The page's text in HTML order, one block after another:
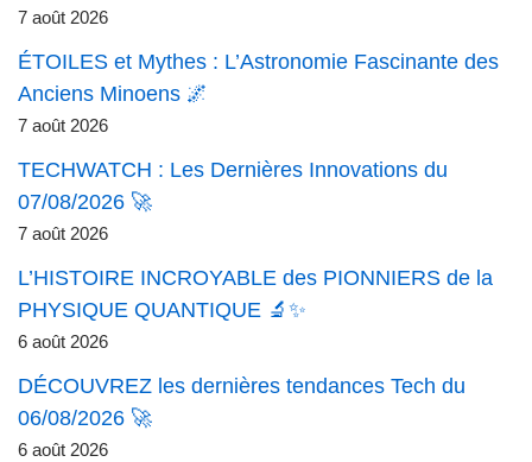
7 août 2026
ÉTOILES et Mythes : L’Astronomie Fascinante des
Anciens Minoens 🌌
7 août 2026
TECHWATCH : Les Dernières Innovations du
07/08/2026 🚀
7 août 2026
L’HISTOIRE INCROYABLE des PIONNIERS de la
PHYSIQUE QUANTIQUE 🔬✨
6 août 2026
DÉCOUVREZ les dernières tendances Tech du
06/08/2026 🚀
6 août 2026